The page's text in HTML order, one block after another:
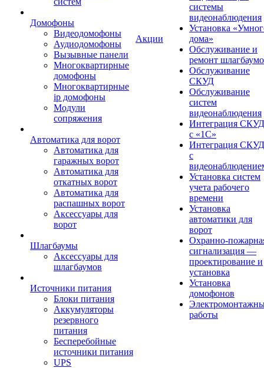
Домофоны
Видеодомофоны
Аудиодомофоны
Вызывные панели
Многоквартирные
домофоны
Многоквартирные
ip домофоны
Модули
сопряжения
Автоматика для ворот
Автоматика для
гаражных ворот
Автоматика для
откатных ворот
Автоматика для
распашных ворот
Аксессуары для
ворот
Шлагбаумы
Аксессуары для
шлагбаумов
Источники питания
Блоки питания
Аккумуляторы
резервного
питания
Бесперебойные
источники питания
UPS
Акции
системы
видеонаблюдения
Установка
дома»
Обслуживание и
ремонт
Обслуживание
СКУД
Обслуживание
систем
видеонаблюдения
Интеграция СКУД
с «1С»
Интеграция СКУД
с
Установка систем
учета рабочего
времени
Установка
автоматики для
ворот
Охранно-
сигнализация —
проектирование и
установка
Установка
домофонов
работы